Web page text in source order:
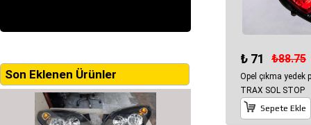
Son Eklenen Ürünler
₺ 71 ₺88.75
Opel çıkma yedek
TRAX SOL STOP
Sepete Ekle